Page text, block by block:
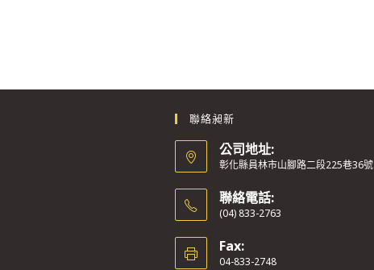
聯絡昶新
公司地址:
彰化縣員林市山腳路二段225巷36號
聯絡電話:
(04) 833-2763
Fax:
04-833-2748